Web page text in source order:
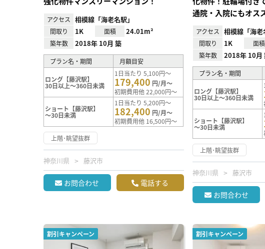
アクセス 相模線「海老名駅」
間取り 1K 面積 24.01m²
築年数 2018年 10月 築
プラン名・期間 月額目安
ロング【藤沢駅】
30日以上～360日未満
1日当たり 5,100円～
179,400 円/月～
初期費用他 22,000円～
ショート【藤沢駅】
～30日未満
1日当たり 5,200円～
182,400 円/月～
初期費用他 16,500円～
上階･眺望抜群
神奈川県 藤沢市
お問合わせ 電話する
通院・入院にもオス
アクセス 相模線「海老
間取り 1K 面積
築年数 2018年 10月
プラン名・期間
ロング【藤沢駅】
30日以上～360日未満
ショート【藤沢駅】
～30日未満
上階･眺望抜群
神奈川県 藤沢市
お問合わせ
割引キャンペーン 割引キャンペーン